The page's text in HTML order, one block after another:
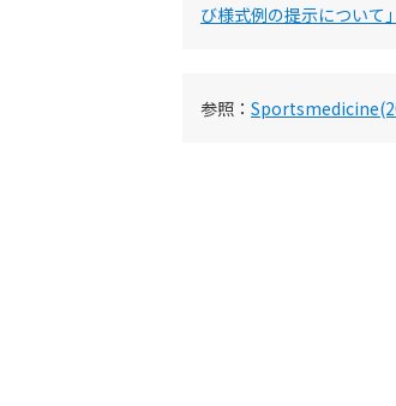
び様式例の提示について
参照：